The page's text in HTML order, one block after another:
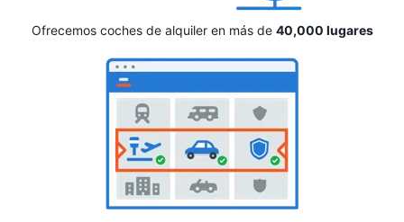
Ofrecemos coches de alquiler en más de 40,000 lugares